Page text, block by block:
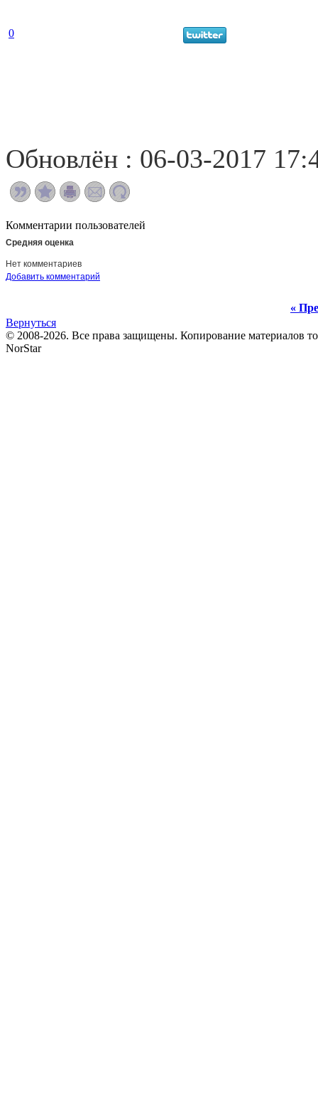
0
Обновлён : 06-03-2017
Комментарии пользователей
Средняя оценка
Нет комментариев
Добавить комментарий
«
Вернуться
© 2008-2026. Все права защищены. Копирование материалов
NorStar